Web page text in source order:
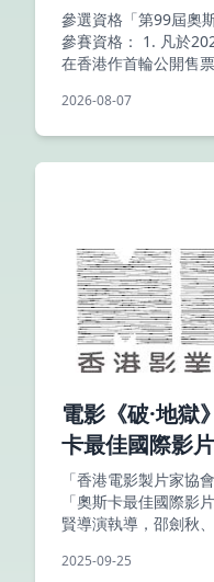
參選資格「第99屆奧
參賽資格： 1. 凡於
在香港作首輪公開售
2026-08-07
電影《破·地獄
卡最佳國際影片
「香港電影製片家協
「奧斯卡最佳國際影
賢導演執導，邵劍秋
有限公司、
2025-09-25